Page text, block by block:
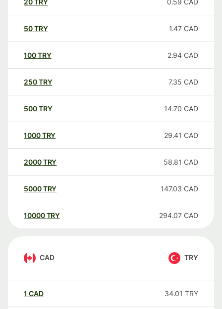
20TRY 0.59 CAD
50TRY 1.47 CAD
100TRY 2.94 CAD
250TRY 7.35 CAD
500TRY 14.70 CAD
1000TRY 29.41 CAD
2000TRY 58.81 CAD
5000TRY 147.03 CAD
10000 TRY 294.07 CAD
CAD TRY
1 CAD 34.01 TRY